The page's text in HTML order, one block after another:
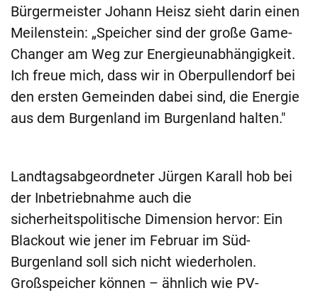
Bürgermeister Johann Heisz sieht darin einen
Meilenstein: „Speicher sind der große Game-
Changer am Weg zur Energieunabhängigkeit.
Ich freue mich, dass wir in Oberpullendorf bei
den ersten Gemeinden dabei sind, die Energie
aus dem Burgenland im Burgenland halten."
Landtagsabgeordneter Jürgen Karall hob bei
der Inbetriebnahme auch die
sicherheitspolitische Dimension hervor: Ein
Blackout wie jener im Februar im Süd-
Burgenland soll sich nicht wiederholen.
Großspeicher können – ähnlich wie PV-